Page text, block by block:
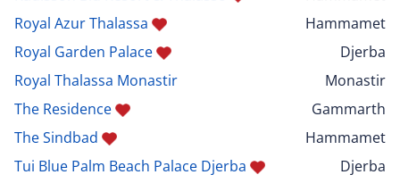
Royal Azur Thalassa
Hammamet
Royal Garden Palace
Djerba
Royal Thalassa Monastir
Monastir
The Residence
Gammarth
The Sindbad
Hammamet
Tui Blue Palm Beach Palace Djerba
Djerba